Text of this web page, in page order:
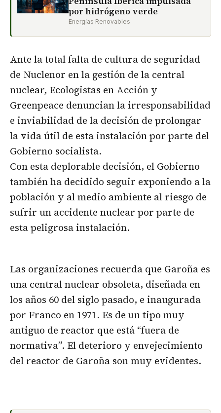
por hidrógeno verde
Energías Renovables
Ante la total falta de cultura de seguridad
de Nuclenor en la gestión de la central
nuclear, Ecologistas en Acción y
Greenpeace denuncian la irresponsabilidad
e inviabilidad de la decisión de prolongar
la vida útil de esta instalación por parte del
Gobierno socialista.
Con esta deplorable decisión, el Gobierno
también ha decidido seguir exponiendo a la
población y al medio ambiente al riesgo de
sufrir un accidente nuclear por parte de
esta peligrosa instalación.
Las organizaciones recuerda que Garoña es
una central nuclear obsoleta, diseñada en
los años 60 del siglo pasado, e inaugurada
por Franco en 1971. Es de un tipo muy
antiguo de reactor que está “fuera de
normativa”. El deterioro y envejecimiento
del reactor de Garoña son muy evidentes.